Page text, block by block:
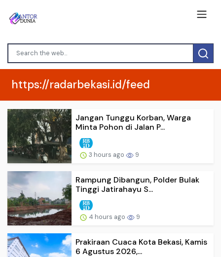
https://radarbekasi.id/feed
Jangan Tunggu Korban, Warga
Minta Pohon di Jalan P...
3 hours ago 9
Rampung Dibangun, Polder Bulak
Tinggi Jatirahayu S...
4 hours ago 9
Prakiraan Cuaca Kota Bekasi, Kamis
6 Agustus 2026,...